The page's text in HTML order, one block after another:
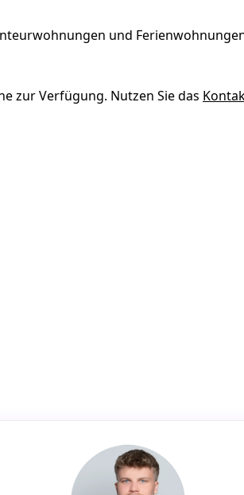
und
zur Verfügung. Nutzen Sie das